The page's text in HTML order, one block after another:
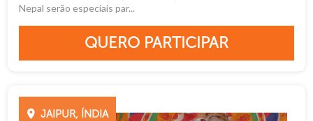
Nepal serão especiais par...
QUERO PARTICIPAR
JAIPUR, ÍNDIA